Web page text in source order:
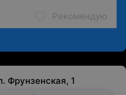
Рекомендую
Фрунзенская, 1